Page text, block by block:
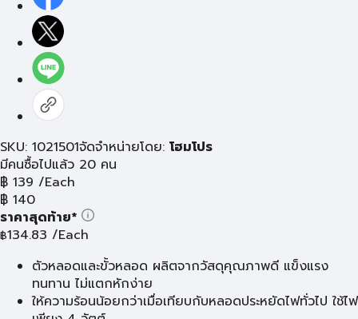
SKU: 1021501จัดจำหน่ายโดย: โฮมโปร
มีคนซื้อไปแล้ว 20 คน
฿ 139 /Each
฿ 140
ราคาสุดท้าย*
฿134.83 /Each
ตัวหลอดและขั้วหลอด ผลิตจากวัสดุคุณภาพดี แข็งแรง
ทนทาน ไม่แตกหักง่าย
ให้ความร้อนน้อยกว่าเมื่อเทียบกับหลอดประหยัดไฟทั่วไป ใช้ไฟ